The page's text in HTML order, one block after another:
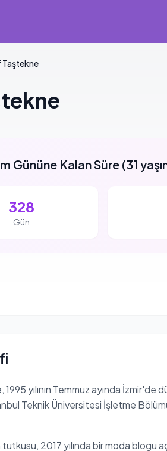
Taştekne
Gününe Kalan Süre (31
328
Gün
1995 yılının Temmuz ayında
Teknik Üniversitesi İşletme
2017 yılında bir moda blogu